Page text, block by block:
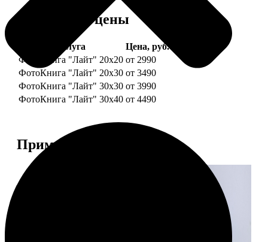
Форматы и цены
Услуга
Цена, руб.
ФотоКнига "Лайт" 20x20 от 2990
ФотоКнига "Лайт" 20x30 от 3490
ФотоКнига "Лайт" 30x30 от 3990
ФотоКнига "Лайт" 30x40 от 4490
Примеры работ